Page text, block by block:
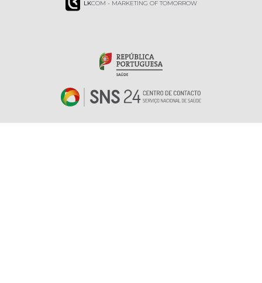
LKCOM - MARKETING OF TOMORROW